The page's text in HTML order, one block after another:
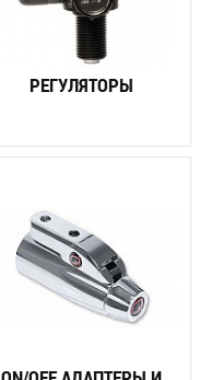
РЕГУЛЯТОРЫ